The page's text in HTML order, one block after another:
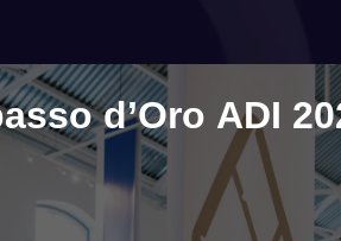
d’Oro ADI